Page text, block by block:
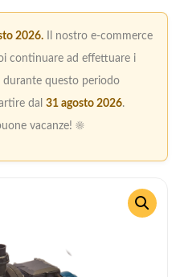
2026. Il nostro e-commerce
continuare ad effettuare i
questo periodo
dal 31 agosto 2026.
vacanze! ☀️